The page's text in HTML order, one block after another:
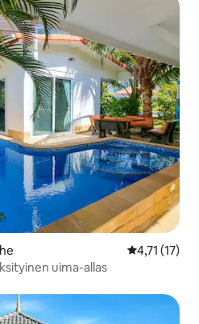
4,71 (17)
uima-allas